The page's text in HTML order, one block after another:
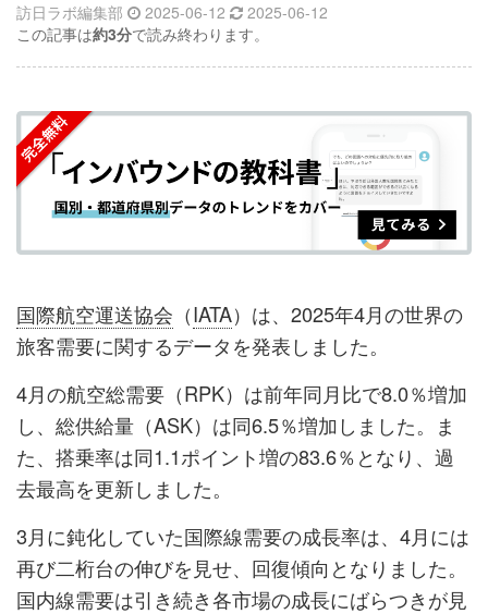
記
事
シ
ェ
ア
す
る
記
事
シ
ェ
ア
す
る
な
ブ
ク
マ
ー
ク
に
加
購
読
す
る
録
す
訪日ラボ編集部 2025-06-12
2025-06-12
この記事は約3分で読み終わります。
国際航空運送協会 （IATA）は、2025年4月の世界の
旅客需要に関するデータを発表しました。
4月の航空総需要（RPK）は前年同月比で8.0％増加
し、総供給量（ASK）は同6.5％増加しました。ま
た、搭乗率は同1.1ポイント増の83.6％となり、過
去最高を更新しました。
3月に鈍化していた国際線需要の成長率は、4月には
再び二桁台の伸びを見せ、回復傾向となりました。
国内線需要は引き続き各市場の成長にばらつきが見